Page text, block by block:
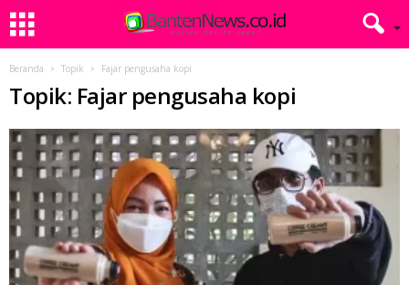
Beranda Topik Fajar pengusaha kopi
Topik: Fajar pengusaha kopi